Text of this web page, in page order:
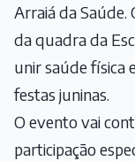
Arraiá da Saúde.
da quadra da
unir saúde física
festas juninas.
O evento vai
participação